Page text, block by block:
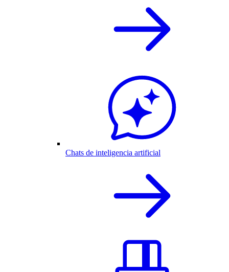
Chats de inteligencia artificial